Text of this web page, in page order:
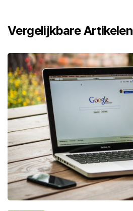
Vergelijkbare Artikelen